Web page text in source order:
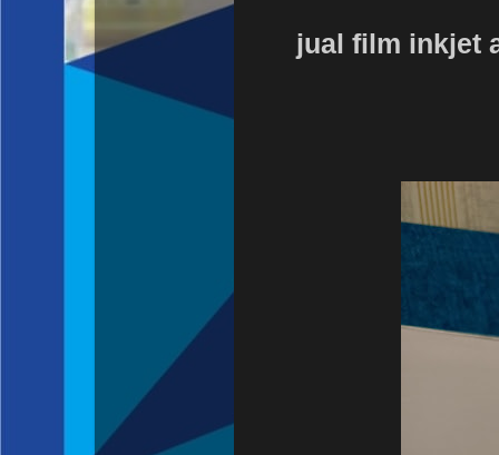
jual film inkjet